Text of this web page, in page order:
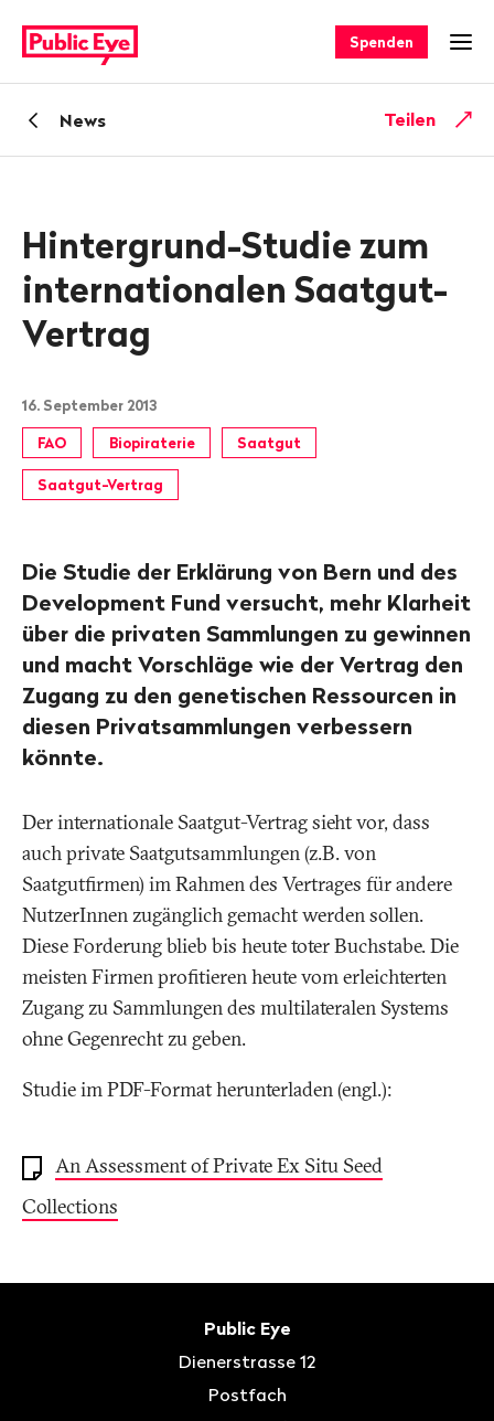
auf
publiceye.ch
Spenden
ZurückNews Teilen
Hintergrund-Studie zum
internationalen Saatgut-
Vertrag
16. September 2013
FAO Biopiraterie Saatgut
Saatgut-Vertrag
Die Studie der Erklärung von Bern und des
Development Fund versucht, mehr Klarheit
über die privaten Sammlungen zu gewinnen
und macht Vorschläge wie der Vertrag den
Zugang zu den genetischen Ressourcen in
diesen Privatsammlungen verbessern
könnte.
Der internationale Saatgut-Vertrag sieht vor, dass
auch private Saatgutsammlungen (z.B. von
Saatgutfirmen) im Rahmen des Vertrages für andere
NutzerInnen zugänglich gemacht werden sollen.
Diese Forderung blieb bis heute toter Buchstabe. Die
meisten Firmen profitieren heute vom erleichterten
Zugang zu Sammlungen des multilateralen Systems
ohne Gegenrecht zu geben.
Studie im PDF-Format herunterladen (engl.):
An Assessment of Private Ex Situ Seed
Collections
Public Eye
Dienerstrasse 12
Postfach